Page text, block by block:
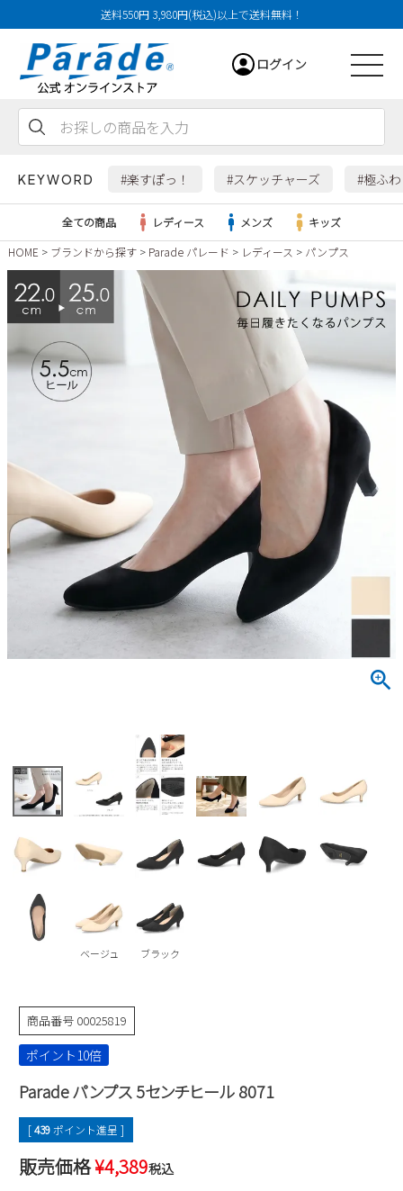
送料550円 3,980円(税込)以上で送料無料！
ログイン
KEYWORD #楽すぽっ！ #スケッチャーズ #極ふ
レディース
すべての商品
パンプス
スニーカー
ローファー
カジュアルシューズ
ウェア
SKECHERS
moz
new balance
メンズ
レインシューズ
スニーカー
ビジネス・ドレスシューズ
ブーツ
SKECHERS
EDWIN
new balance
すべての商品
サンダル
レインシューズ
スニーカー
Parade
SKECHERS
new balance
asics
すべての商品
レディース新入荷
SALE
すべての商品
レディースSALE
バッグ
ハンドバッグ
ビジネスバッグ
トートバッグ
ショルダーバッグ
雑貨
ケア用品
雑貨
店舗一覧
ご利用ガイド
お問い合わせ
営業日カレンダー
休業日 お問い合わせ窓口休業日
2026 年8月
日
全ての商品 レディース メンズ
キッズ
HOME
ブランドから探す Parade パレード レディース パンプス
ベージュ ブラック
商品番号 00025819
ポイント10倍
Parade パンプス 5センチヒール 8071
[439ポイント進呈 ]
販売価格¥4,389税込